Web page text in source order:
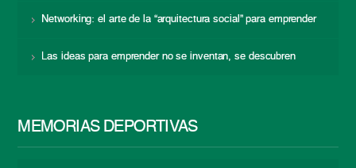
Networking: el arte de la “arquitectura social” para emprender
Las ideas para emprender no se inventan, se descubren
MEMORIAS DEPORTIVAS